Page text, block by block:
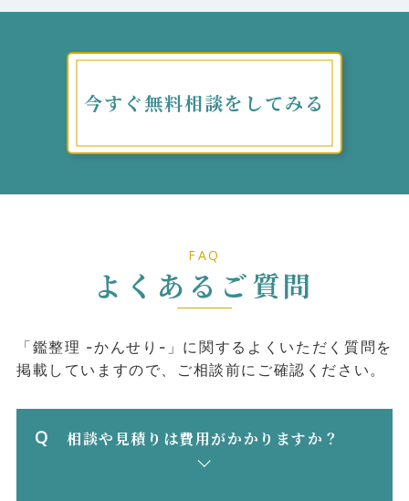
今すぐ無料相談をしてみる
FAQ
よくあるご質問
「鑑整理 -かんせり-」に関するよくいただく質問を
掲載していますので、ご相談前にご確認ください。
相談や⾒積りは費⽤がかかりますか？